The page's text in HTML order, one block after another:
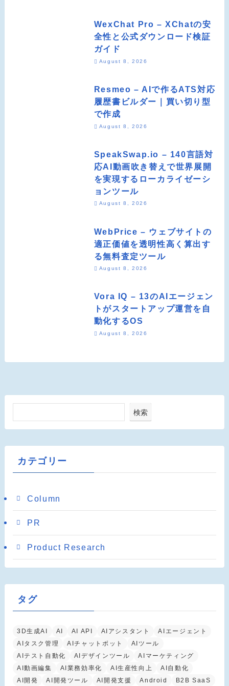
WexChat Pro – XChatの安
全性と公式ダウンロード検証
ガイド
August 8, 2026
Resmeo – AIで作るATS対応
履歴書ビルダー｜買い切り型
で作成
August 8, 2026
SpeakSwap.io – 140言語対
応AI動画吹き替えで世界展開
を実現するローカライゼーシ
ョンツール
August 8, 2026
WebPrice – ウェブサイトの
適正価値を透明性高く算出す
る無料査定ツール
August 8, 2026
Vora IQ – 13のAIエージェン
トがスタートアップ運営を自
動化するOS
August 8, 2026
検索
カテゴリー
Column
PR
Product Research
タグ
3D生成AI AI AI API AIアシスタント
AIエージェント
AIタスク管理
AIチャットボット
AIツール
AIテスト自動化
AIデザインツール
AIマーケティング
AI動画編集
AI業務効率化 AI生産性向上
AI自動化
AI開発
AI開発ツール AI開発支援 Android
B2B SaaS